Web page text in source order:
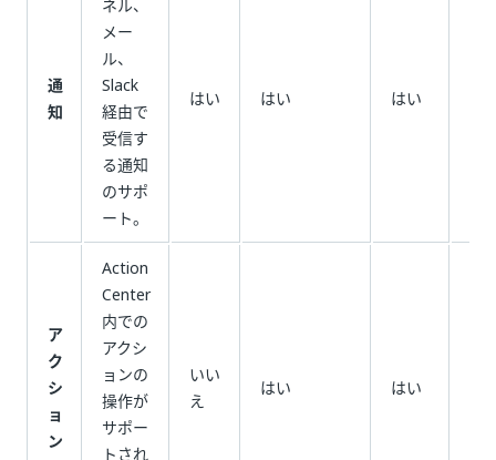
通
知
ネル、
メー
ル、
Slack
経由で
受信す
る通知
のサポ
ート。
はい はい はい
ア
ク
シ
ョ
ン
Action
Center
内での
アクシ
ョンの
操作が
サポー
トされ
いい
え
はい はい